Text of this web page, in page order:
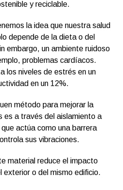
y reciclable.
la idea que nuestra salud
depende de la dieta o del
embargo, un ambiente ruidoso
problemas cardíacos.
los niveles de estrés en un
en un 12%.
método para mejorar la
es a través del aislamiento a
actúa como una barrera
sus vibraciones.
material reduce el impacto
exterior o del mismo edificio.